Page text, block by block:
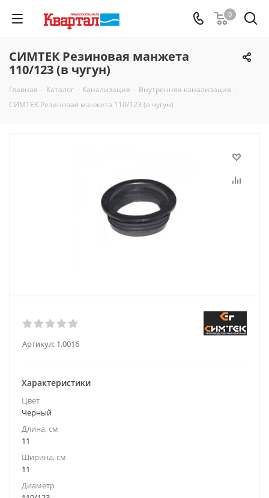
0
СИМТЕК Резиновая манжета
110/123 (в чугун)
Главная - Каталог - Канализация - Внутренняя канализация -
СИМТЕК Резиновая манжета 110/123 (в чугун)
Артикул: 1,0016
Характеристики
Цвет
Черный
Длина, см
11
Ширина, см
11
Диаметр